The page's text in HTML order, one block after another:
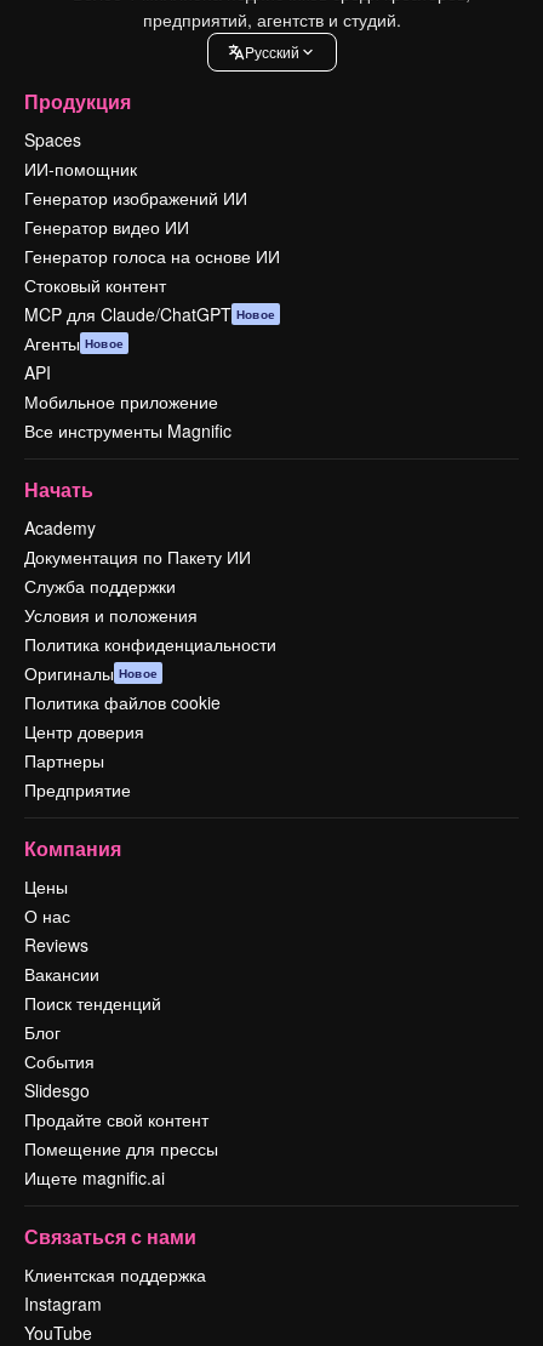
предприятий, агентств и студий.
Pусский
Продукция
Spaces
ИИ-помощник
Генератор изображений ИИ
Генератор видео ИИ
Генератор голоса на основе ИИ
Стоковый контент
MCP для Claude/ChatGPT Новое
Агенты Новое
API
Мобильное приложение
Все инструменты Magnific
Начать
Academy
Документация по Пакету ИИ
Служба поддержки
Условия и положения
Политика конфиденциальности
Оригиналы Новое
Политика файлов cookie
Центр доверия
Партнеры
Предприятие
Компания
Цены
О нас
Reviews
Вакансии
Поиск тенденций
Блог
События
Slidesgo
Продайте свой контент
Помещение для прессы
Ищете magnific.ai
Связаться с нами
Клиентская поддержка
Instagram
YouTube